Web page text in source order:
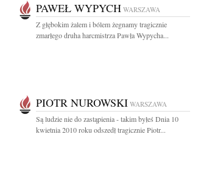
PAWEŁ WYPYCH WARSZAWA
Z głębokim żalem i bólem żegnamy tragicznie
zmarłego druha harcmistrza Pawła Wypycha...
PIOTR NUROWSKI WARSZAWA
Są ludzie nie do zastąpienia - takim byłeś Dnia 10
kwietnia 2010 roku odszedł tragicznie Piotr...